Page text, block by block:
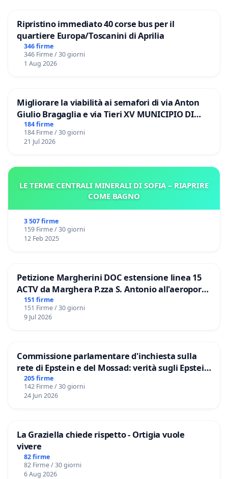
Ripristino immediato 40 corse bus per il
quartiere Europa/Toscanini di Aprilia
346 firme
346 Firme / 30 giorni
1 Aug 2026
Migliorare la viabilità ai semafori di via Anton
Giulio Bragaglia e via Tieri XV MUNICIPIO DI
ROMA
184 firme
184 Firme / 30 giorni
21 Jul 2026
LE TERME CENTRALI MINERALI DI SOFIA – RIAPRIRE
COME BAGNO
3 507 firme
159 Firme / 30 giorni
12 Feb 2025
Petizione Margherini DOC estensione linea 15
ACTV da Marghera P.zza S. Antonio all'aeroporto
Marco Polo tariffa a € 1,50
151 firme
151 Firme / 30 giorni
9 Jul 2026
Commissione parlamentare d'inchiesta sulla
rete di Epstein e del Mossad: verità sugli Epstein
Files
205 firme
142 Firme / 30 giorni
24 Jun 2026
La Graziella chiede rispetto - Ortigia vuole
vivere
82 firme
82 Firme / 30 giorni
6 Aug 2026